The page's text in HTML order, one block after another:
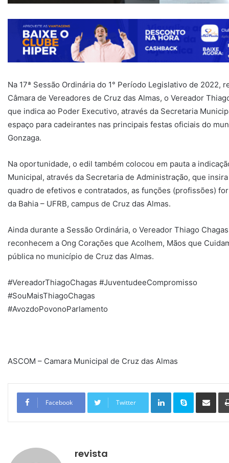
Na 17ª Sessão Ordinária do 1° Período Legislativo de
Câmara de Vereadores de Cruz das Almas, o Vereador
que indica ao Poder Executivo, através da Secretaria
espaço para cadeirantes nas principais festas oficiais do
Gonzaga.
Na oportunidade, o edil também colocou em pauta a
Municipal, através da Secretaria de Administração, que
quadro de efetivos e contratados, as funções (profissões)
da Bahia – UFRB, campus de Cruz das Almas.
Ainda durante a Sessão Ordinária, o Vereador Thiago
reconhecem a Ong Corações que Acolhem, Mãos que
pública no município de Cruz das Almas.
#VereadorThiagoChagas #JuventudeeCompromisso
#SouMaisThiagoChagas
#AvozdoPovonoParlamento
ASCOM – Camara Municipal de Cruz das Almas
Facebook Twitter
Linkedin Skype
revista